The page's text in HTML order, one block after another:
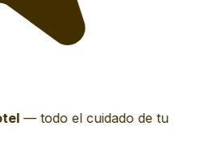
—todo el cuidado de tu